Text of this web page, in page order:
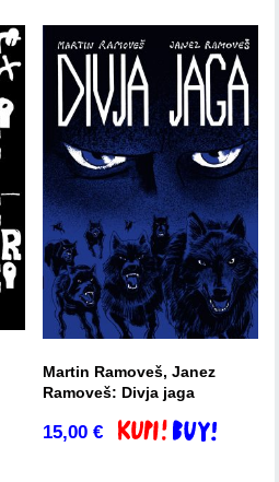
Martin Ramoveš, Janez
Ramoveš: Divja jaga
15,00€ Dodaj v košarico